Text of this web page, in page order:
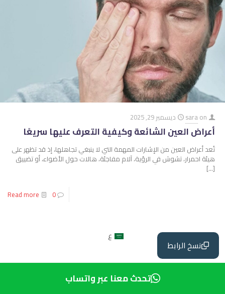
نسخ الرابط
تحدث معنا عبر واتساب
saraon ديسمبر 29, 2025
أعراض العين الشائعة وكيفية التعرف عليها سريعًا
تُعد أعراض العين من الإشارات المهمة التي لا ينبغي تجاهلها، إذ قد تظهر على
هيئة احمرار، تشوش في الرؤية، آلام مفاجئة، هالات حول الأضواء، أو تضييق
[…]
0
Read more
ع